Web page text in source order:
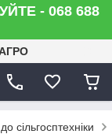
- 068 688
сільгосптехніки